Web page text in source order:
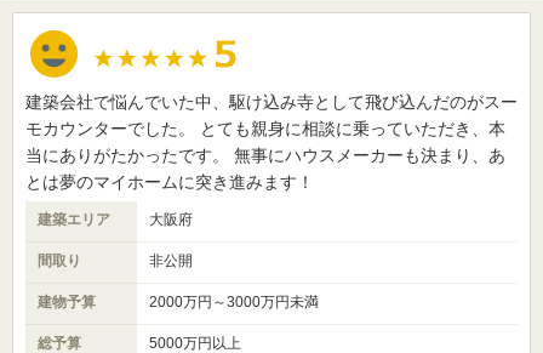
建築会社で悩んでいた中、駆け込み寺として飛び込んだのがスー
モカウンターでした。 とても親身に相談に乗っていただき、本
当にありがたかったです。 無事にハウスメーカーも決まり、あ
とは夢のマイホームに突き進みます！
建築エリア 大阪府
間取り 非公開
建物予算 2000万円～3000万円未満
総予算 5000万円以上